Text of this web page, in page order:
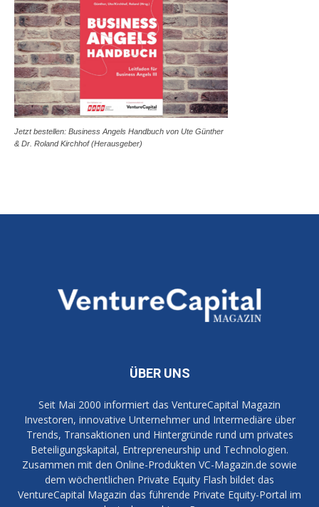
Jetzt bestellen: Business Angels Handbuch von Ute Günther
& Dr. Roland Kirchhof (Herausgeber)
ÜBER UNS
Seit Mai 2000 informiert das VentureCapital Magazin
Investoren, innovative Unternehmer und Intermediäre über
Trends, Transaktionen und Hintergründe rund um privates
Beteiligungskapital, Entrepreneurship und Technologien.
Zusammen mit den Online-Produkten VC-Magazin.de sowie
dem wöchentlichen Private Equity Flash bildet das
VentureCapital Magazin das führende Private Equity-Portal im